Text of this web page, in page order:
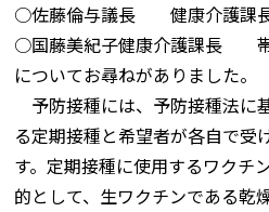
○佐藤倫与議長 健康介護課長
○国藤美紀子健康介護課長 帯
についてお尋ねがありました。
予防接種には、予防接種法に
る定期接種と希望者が各自で受
す。定期接種に使用するワクチ
的として、生ワクチンである乾